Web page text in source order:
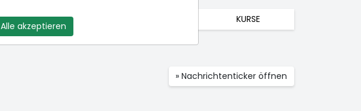
CHARTTOOL KURSE
» Nachrichtenticker öffnen
Alle akzeptieren